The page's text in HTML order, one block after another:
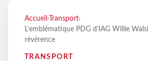
Accueil › Transport›
L’emblématique PDG d’IAG Willie
révérence
TRANSPORT